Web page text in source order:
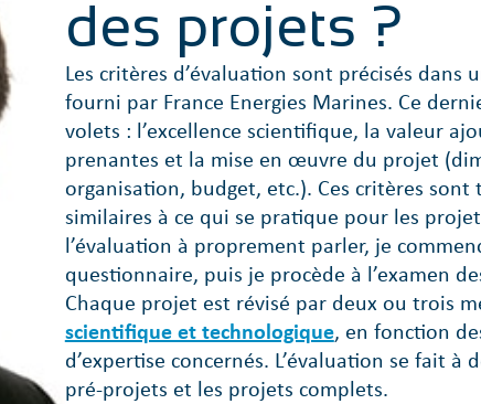
des projets ?
Les critères d’évaluation sont précisés dans
fourni par France Energies Marines. Ce
volets : l’excellence scientifique, la valeur
prenantes et la mise en œuvre du projet
organisation, budget, etc.). Ces critères
similaires à ce qui se pratique pour les
l’évaluation à proprement parler, je
questionnaire, puis je procède à l’examen
Chaque projet est révisé par deux ou trois
scientifique et technologique, en fonction
d’expertise concernés. L’évaluation se fait à
pré-projets et les projets complets.